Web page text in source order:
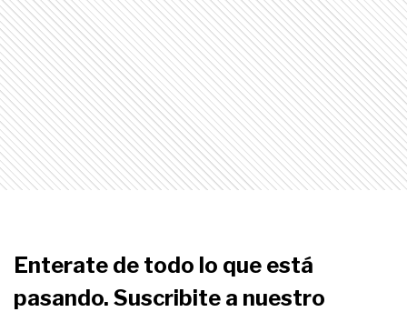
Enterate de todo lo que está
pasando. Suscribite a nuestro